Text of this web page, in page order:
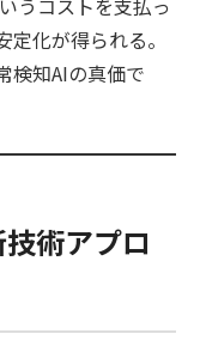
うコストを支払っ
化が得られる。
検知AIの真価で
術アプロ